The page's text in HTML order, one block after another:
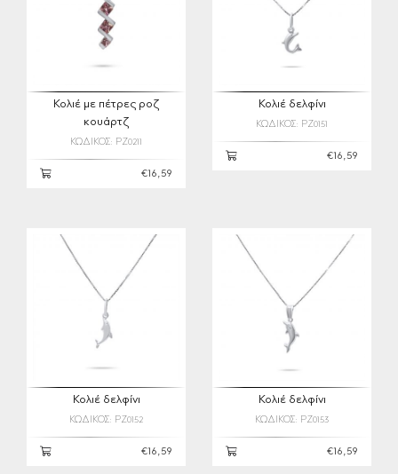
Κολιέ με πέτρες ροζ
κουάρτζ
ΚΩΔΙΚΟΣ: PZ0211
€16,59
Κολιέ δελφίνι
ΚΩΔΙΚΟΣ: PZ0151
€16,59
Κολιέ δελφίνι
ΚΩΔΙΚΟΣ: PZ0152
€16,59
Κολιέ δελφίνι
ΚΩΔΙΚΟΣ: PZ0153
€16,59